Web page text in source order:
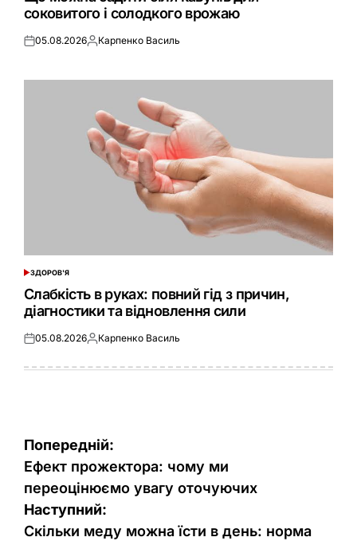
соковитого і солодкого врожаю
Оприлюднено
05.08.2026Опубліковано
Карпенко Василь
ОПУБЛІКУВАТИ
У
ЗДОРОВ'Я
Слабкість в руках: повний гід з причин,
діагностики та відновлення сили
Оприлюднено
05.08.2026Опубліковано
Карпенко Василь
Навігація
записів
Попередній:
Ефект прожектора: чому ми
переоцінюємо увагу оточуючих
Наступний:
Скільки меду можна їсти в день: норма